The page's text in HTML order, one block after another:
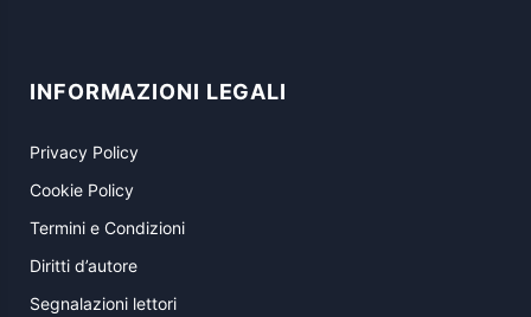
INFORMAZIONI LEGALI
Privacy Policy
Cookie Policy
Termini e Condizioni
Diritti d’autore
Segnalazioni lettori